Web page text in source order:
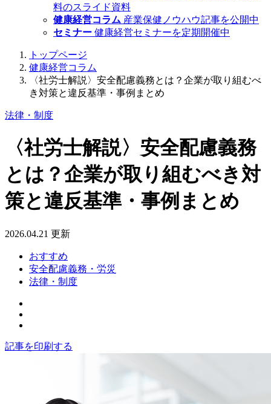
料のスライド資料
健康経営コラム 産業保健ノウハウ記事を公開中
セミナー 健康経営セミナーを定期開催中
トップページ
健康経営コラム
〈社労士解説〉安全配慮義務とは？企業が取り組むべ
き対策と違反基準・事例まとめ
法律・制度
〈社労士解説〉安全配慮義務
とは？企業が取り組むべき対
策と違反基準・事例まとめ
2026.04.21 更新
おすすめ
安全配慮義務・労災
法律・制度
記事を印刷する